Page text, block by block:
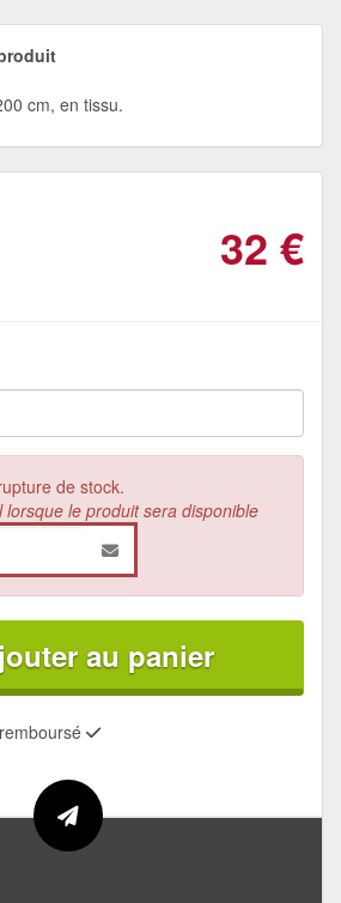
cm, en tissu.
32 €
de stock.
lorsque le produit sera disponible
au panier